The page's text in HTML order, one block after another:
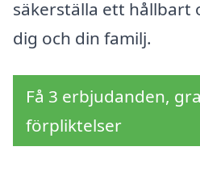
säkerställa ett hållbart
dig och din familj.
Få 3 erbjudanden,
förpliktelser